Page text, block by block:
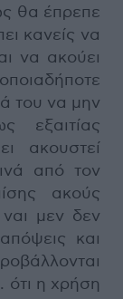
θα έπρεπε
κανείς να
να ακούει
του να μην
εξαιτίας
ακουστεί
από τον
ακούς
μεν δεν
και
η χρήση